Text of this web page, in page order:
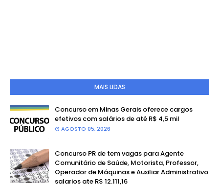
MAIS LIDAS
Concurso em Minas Gerais oferece cargos
efetivos com salários de até R$ 4,5 mil
AGOSTO 05, 2026
Concurso PR de tem vagas para Agente
Comunitário de Saúde, Motorista, Professor,
Operador de Máquinas e Auxiliar Administrativo
salarios ate R$ 12.111,16